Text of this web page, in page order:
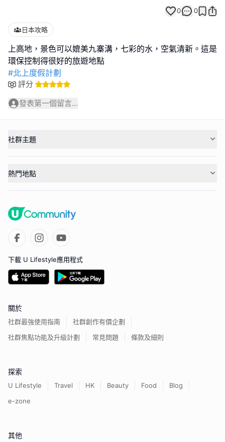
0 0
日本攻略
上高地，景色可以媲美九寨溝，七彩的水，空氣清新。這是
#北上度假計劃
評分
發表第一個留言...
社群主題
熱門地點
下載 U Lifestyle應用程式
關於
社群最強使用指南
社群創作有價企劃
社群焦點功能及升級計劃
常見問題 條款及細則
探索
U Lifestyle Travel HK Beauty Food
Blog
e-zone
其他